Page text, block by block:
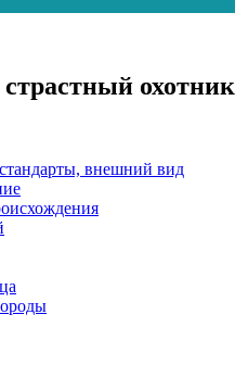
страстный охотник
внешний вид